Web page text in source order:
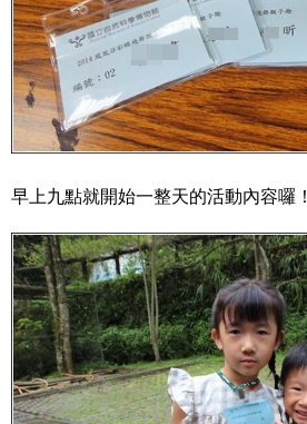
早上九點就開始一整天的活動內容囉！